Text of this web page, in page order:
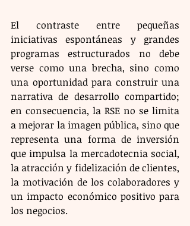
​El contraste entre pequeñas
iniciativas espontáneas y grandes
programas estructurados no debe
verse como una brecha, sino como
una oportunidad para construir una
narrativa de desarrollo compartido;
en consecuencia, la RSE no se limita
a mejorar la imagen pública, sino que
representa una forma de inversión
que impulsa la mercadotecnia social,
la atracción y fidelización de clientes,
la motivación de los colaboradores y
un impacto económico positivo para
los negocios.